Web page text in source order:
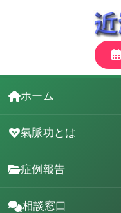
ホーム
氣脈功とは
症例報告
相談窓口